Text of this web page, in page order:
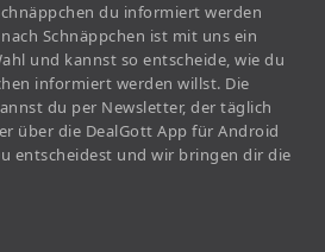
du informiert werden
Schnäppchen ist mit uns ein
und kannst so entscheide, wie du
informiert werden willst. Die
du per Newsletter, der täglich
über die DealGott App für Android
entscheidest und wir bringen dir die